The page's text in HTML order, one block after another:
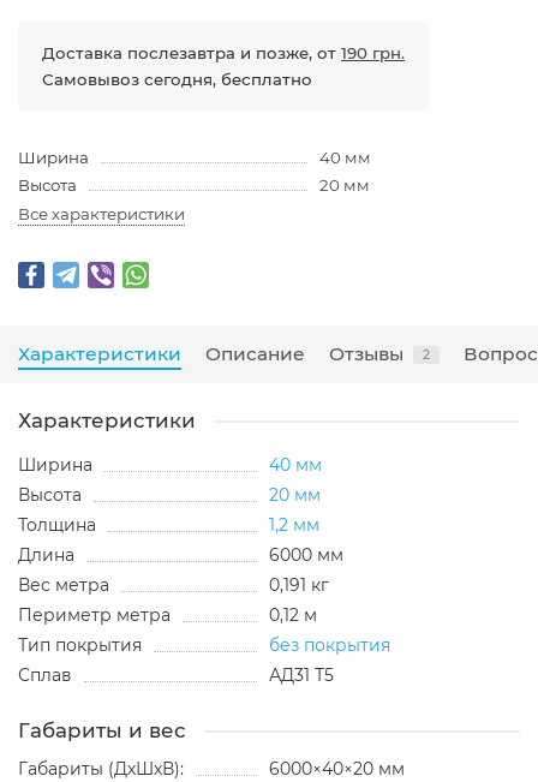
Доставка послезавтра и позже, от 190 грн.
Самовывоз сегодня, бесплатно
Ширина
40 мм
Высота
20 мм
Все характеристики
Характеристики Описание Отзывы 2
Характеристики
Ширина
40 мм
Высота
20 мм
Толщина
1,2 мм
Длина
6000 мм
Вес метра
0,191 кг
Периметр метра
0,12 м
Тип покрытия
без покрытия
Сплав
АД31 Т5
Габариты и вес
Габариты (ДхШхВ):
6000×40×20 мм